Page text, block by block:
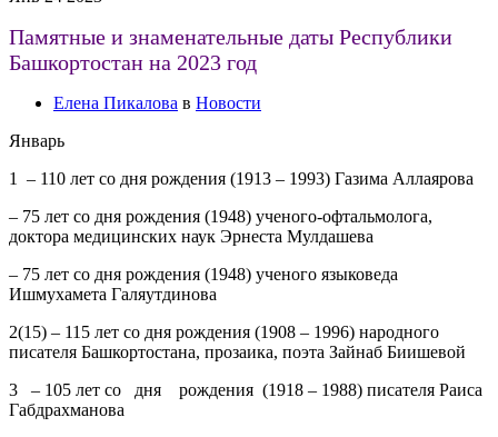
Памятные и знаменательные даты Республики
Башкортостан на 2023 год
Елена Пикалова в Новости
Январь
1
– 110 лет со дня рождения (1913 – 1993) Газима Аллаярова
– 75 лет со дня рождения (1948) ученого-офтальмолога,
доктора медицинских наук Эрнеста Мулдашева
– 75 лет со дня рождения (1948) ученого языковеда
Ишмухамета Галяутдинова
2(15) – 115 лет со дня рождения (1908 – 1996) народного
писателя Башкортостана, прозаика, поэта Зайнаб Биишевой
3 – 105 лет со дня рождения (1918 – 1988) писателя Раиса
Габдрахманова